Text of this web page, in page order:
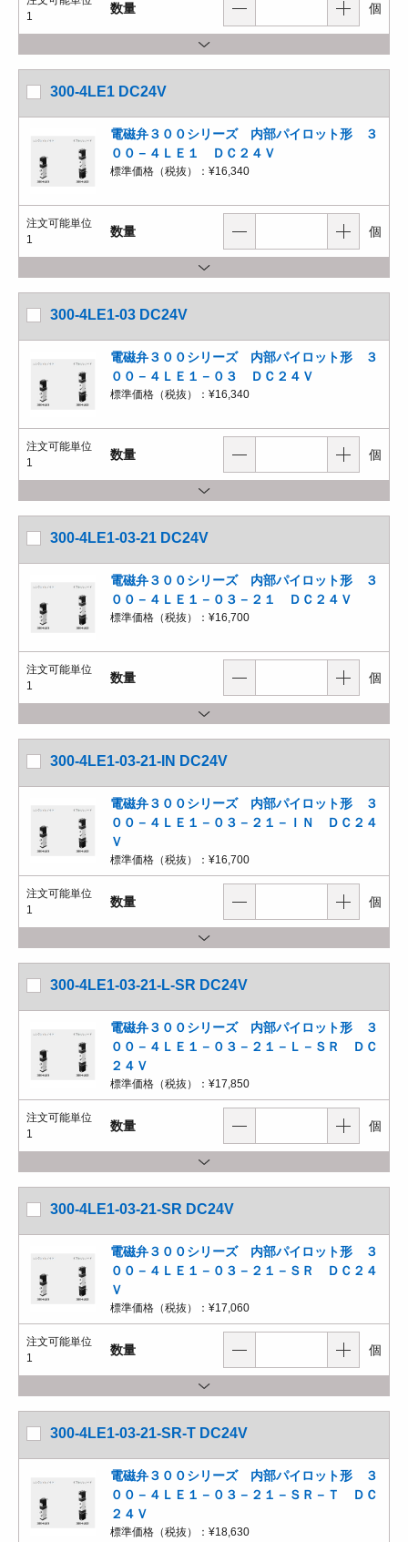
1
数量 個
300-4LE1 DC24V
電磁弁３００シリーズ 内部パイロット形 ３
００－４ＬＥ１ ＤＣ２４Ｖ
標準価格（税抜）： ¥16,340
注文可能単位
1
数量 個
300-4LE1-03 DC24V
電磁弁３００シリーズ 内部パイロット形 ３
００－４ＬＥ１－０３ ＤＣ２４Ｖ
標準価格（税抜）： ¥16,340
注文可能単位
1
数量 個
300-4LE1-03-21 DC24V
電磁弁３００シリーズ 内部パイロット形 ３
００－４ＬＥ１－０３－２１ ＤＣ２４Ｖ
標準価格（税抜）： ¥16,700
注文可能単位
1
数量 個
300-4LE1-03-21-IN DC24V
電磁弁３００シリーズ 内部パイロット形 ３
００－４ＬＥ１－０３－２１－ＩＮ ＤＣ２４
Ｖ
標準価格（税抜）： ¥16,700
注文可能単位
1
数量 個
300-4LE1-03-21-L-SR DC24V
電磁弁３００シリーズ 内部パイロット形 ３
００－４ＬＥ１－０３－２１－Ｌ－ＳＲ ＤＣ
２４Ｖ
標準価格（税抜）： ¥17,850
注文可能単位
1
数量 個
300-4LE1-03-21-SR DC24V
電磁弁３００シリーズ 内部パイロット形 ３
００－４ＬＥ１－０３－２１－ＳＲ ＤＣ２４
Ｖ
標準価格（税抜）： ¥17,060
注文可能単位
1
数量 個
300-4LE1-03-21-SR-T DC24V
電磁弁３００シリーズ 内部パイロット形 ３
００－４ＬＥ１－０３－２１－ＳＲ－Ｔ ＤＣ
２４Ｖ
標準価格（税抜）： ¥18,630